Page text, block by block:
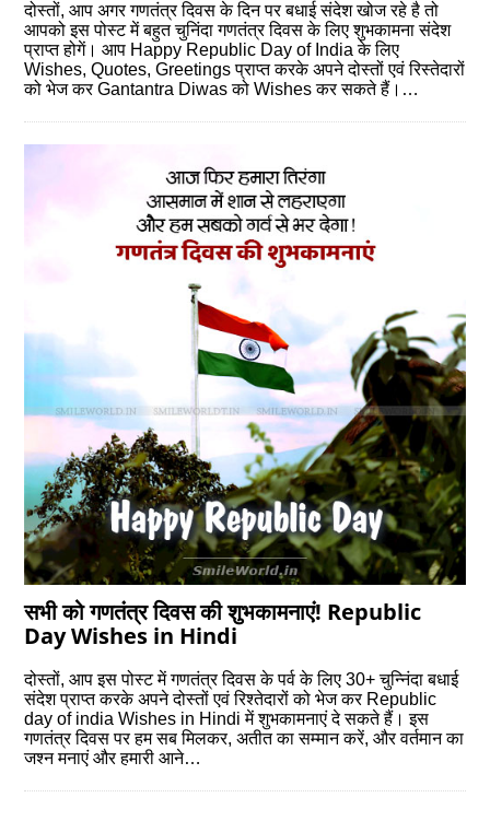
दोस्‍तों, आप अगर गणतंत्र दिवस के दिन पर बधाई संदेश खोज रहे है तो
आपको इस पोस्‍ट में बहुत चुनिंदा गणतंत्र दिवस के लिए शुभकामना संदेश
प्राप्‍त होगें। आप Happy Republic Day of India के लिए
Wishes, Quotes, Greetings प्राप्‍त करके अपने दोस्‍तों एवं रिस्‍तेदारों
को भेज कर Gantantra Diwas को Wishes कर सकते हैं।…
सभी को गणतंत्र दिवस की शुभकामनाएं! Republic
Day Wishes in Hindi
दोस्‍तों, आप इस पोस्‍ट में गणतंत्र दिवस के पर्व के लिए 30+ चुन्निंदा बधाई
संदेश प्राप्‍त करके अपने दोस्‍तों एवं रिश्‍तेदारों को भेज कर Republic
day of india Wishes in Hindi में शुभकामनाएं दे सकते हैं। इस
गणतंत्र दिवस पर हम सब मिलकर, अतीत का सम्मान करें, और वर्तमान का
जश्न मनाएं और हमारी आने…